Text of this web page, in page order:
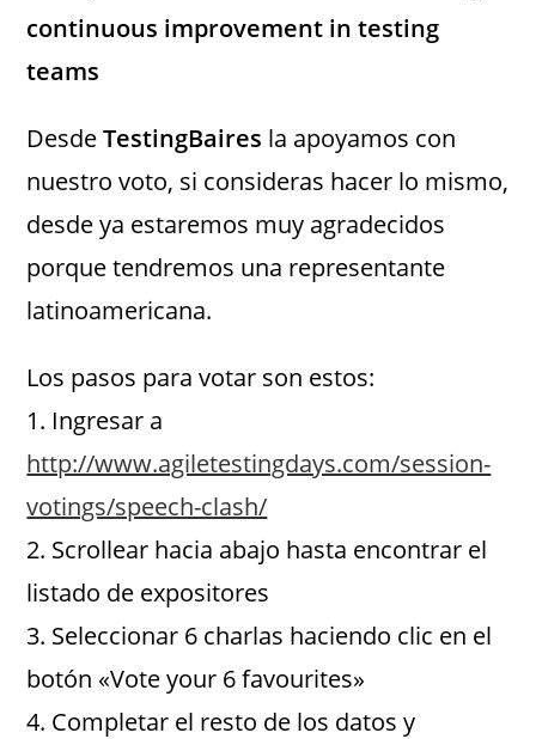
continuous improvement in testing
teams
DesdeTestingBaires la apoyamos con
nuestro voto, si consideras hacer lo mismo,
desde ya estaremos muy agradecidos
porque tendremos una representante
latinoamericana.
Los pasos para votar son estos:
1. Ingresar a
http://www.agiletestingdays.com/session-
votings/speech-clash/
2. Scrollear hacia abajo hasta encontrar el
listado de expositores
3. Seleccionar 6 charlas haciendo clic en el
botón «Vote your 6 favourites»
4. Completar el resto de los datos y